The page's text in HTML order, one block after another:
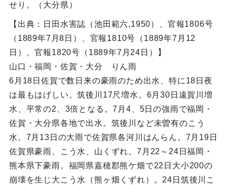
せり。（大分県）
【出典：日田水害誌（池田範六,1950）、官報1806号
（1889年7月8日）、官報1810号（1889年7月12
日）、官報1820号（1889年7月24日）】
山口・福岡・佐賀・大分 りん雨
6月18日佐賀で数日来の豪雨のため出水、特に18日夜
は最もはげしい。筑後川17尺増水。6月30日遠賀川増
水、平常の2、3倍となる。7月4、5日の強雨で福岡・
佐賀・大分県各地で出水。筑後川など未曽有のこう
水。7月13日の大雨で佐賀県各河川はんらん。7月19日
佐賀県豪雨、こう水、山くずれ。7月22～24日福岡・
熊本県下豪雨。福岡県嘉穂郡熊ケ畑で22日大小200の
崩壊を生じ大こう水（熊ヶ畑くずれ）。24日筑後川こ